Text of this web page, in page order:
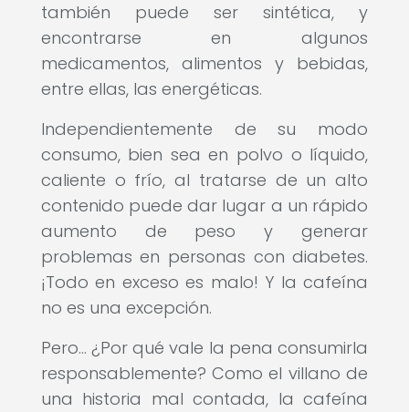
también puede ser sintética, y
encontrarse en algunos
medicamentos, alimentos y bebidas,
entre ellas, las energéticas.
Independientemente de su modo
consumo, bien sea en polvo o líquido,
caliente o frío, al tratarse de un alto
contenido puede dar lugar a un rápido
aumento de peso y generar
problemas en personas con diabetes.
¡Todo en exceso es malo! Y la cafeína
no es una excepción.
Pero... ¿Por qué vale la pena consumirla
responsablemente? Como el villano de
una historia mal contada, la cafeína